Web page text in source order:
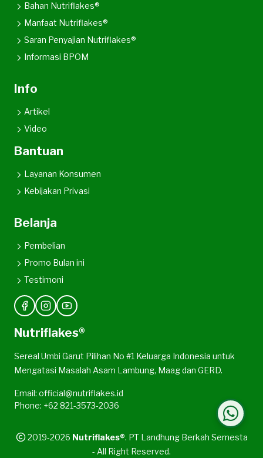
Bahan Nutriflakes®
Manfaat Nutriflakes®
Saran Penyajian Nutriflakes®
Informasi BPOM
Info
Artikel
Video
Bantuan
Layanan Konsumen
Kebijakan Privasi
Belanja
Pembelian
Promo Bulan ini
Testimoni
Nutriflakes®
Sereal Umbi Garut Pilihan No #1 Keluarga Indonesia untuk
Mengatasi Masalah Asam Lambung, Maag dan GERD.
Email: official@nutriflakes.id
Phone: +62 821-3573-2036
2019-2026 Nutriflakes®. PT Landhung Berkah Semesta
- All Right Reserved.